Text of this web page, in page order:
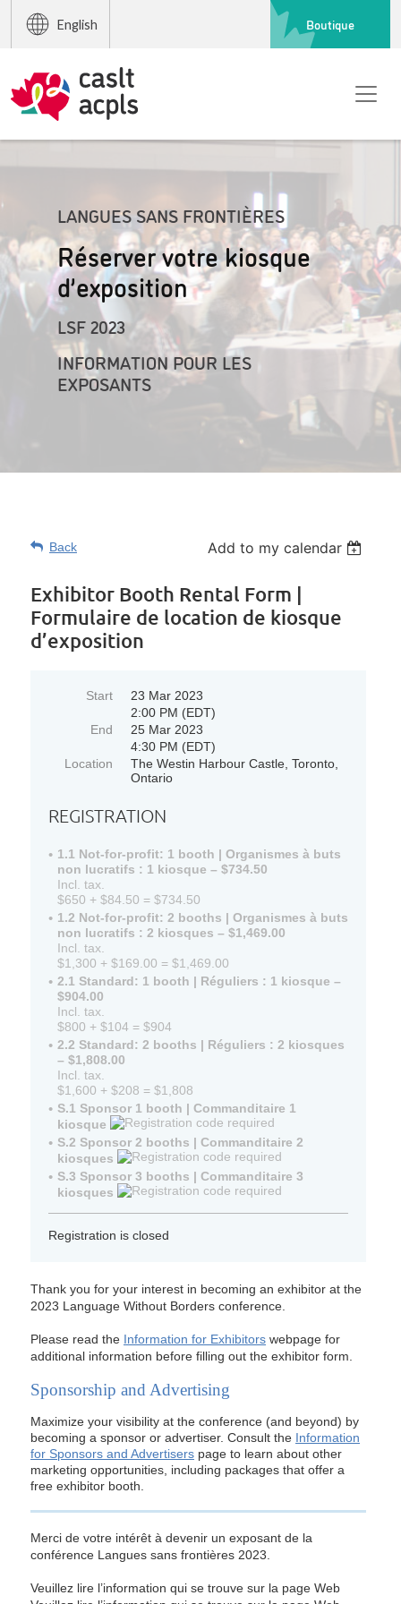
English Boutique
LANGUES SANS FRONTIÈRES
Réserver votre kiosque
d’exposition
LSF 2023
INFORMATION POUR LES
EXPOSANTS